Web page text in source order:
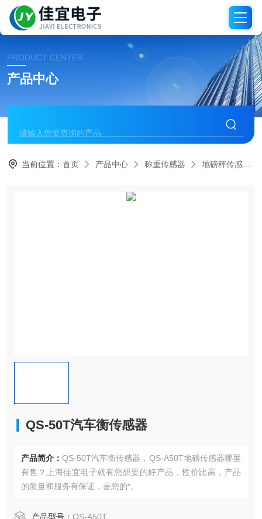
PRODUCT CENTER
产品中心
当前位置：首页 产品中心 称重传感器 地磅秤传感器
QS-50T汽车衡传感器
产品简介： QS-50T汽车衡传感器，QS-A50T地磅传感器哪里
有售？上海佳宜电子就有您想要的好产品，性价比高，产品
的质量和服务有保证，是您的*。
产品型号： QS-A50T